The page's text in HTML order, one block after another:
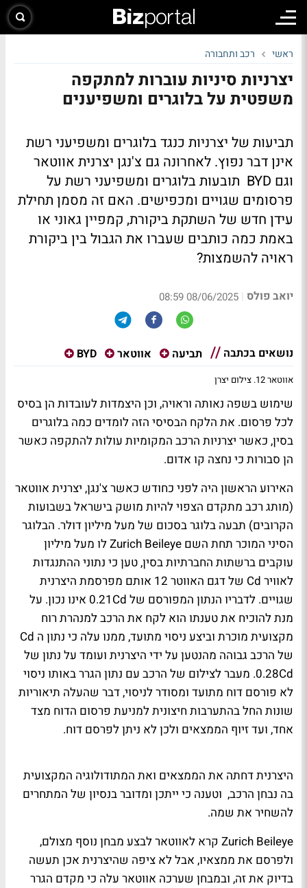
ראשי רכב ותחבורה
יצרניות סיניות עוברות למתקפה
משפטית על בלוגרים ומשפיענים
תביעות של יצרניות כנגד בלוגרים ומשפיעני רשת
אינן דבר נפוץ. לאחרונה גם צ'נגן יצרנית אווטאר
וגם BYD תובעות בלוגרים ומשפיעני רשת על
פרסומים שגויים ומכפישים. האם זה מסמן תחילת
עידן חדש של השתקת ביקורת, קמפיין גאוני או
באמת כמה כותבים שעברו את הגבול בין ביקורת
ראויה להשמצות?
יואב פולס |
08/06/2025 08:59
נושאים בכתבה תביעה אווטאר BYD
אווטאר 12. צילום יצרן
שימוש בשפה נאותה וראויה, וכן היצמדות לעובדות הן בסיס
לכל פרסום. את הלקח הבסיסי הזה לומדים כמה בלוגרים
בסין, כאשר יצרניות הרכב המקומיות עולות להתקפה כאשר
הן סבורות כי נחצה קו אדום.
האירוע הראשון היה לפני כחודש כאשר צ'נגן, יצרנית אווטאר
(מותג רכב מתקדם הצפוי להיות מושק בישראל בשבועות
הקרובים) תבעה בלוגר בסכום של מעל מיליון דולר. הבלוגר
הסיני המוכר תחת השם Zurich Beileyeלו מעל מיליון
עוקבים ברשתות החברתיות בסין, טען כי נתוני ההתנגדות
לאוויר Cd
של דגם האווטר 12 אותם מפרסמת היצרנית
שגויים. לדבריו הנתון המפורסם של 0.21Cd אינו נכון. על
מנת להוכיח את טענתו הוא לקח את הרכב למנהרת רוח
מקצועית מוכרת וביצע ניסוי מתועד, ממנו עלה כי נתון ה Cd
של הרכב גבוהה מהנטען על ידי היצרנית ועומד על נתון של
0.28Cd. מעבר לצילום של הרכב עם נתון הגרר באותו ניסוי
לא פורסם דוח מתועד ומסודר לניסוי, דבר שהעלה תיאוריות
שונות החל בהתערבות חיצונית למניעת פרסום הדוח מצד
אחד, ועד זיוף הממצאים ולכן לא ניתן לפרסם דוח.
היצרנית דחתה את הממצאים ואת המתודולוגיה המקצועית
בה נבחן הרכב, וטענה כי ייתכן ומדובר בנסיון של המתחרים
להשחיר את שמה.
Zurich Beileye קרא לאווטאר לבצע מבחן נוסף מצולם,
ולפרסם את ממצאיו, אבל לא ציפה שהיצרנית אכן תעשה
בדיוק את זה, ובמבחן שערכה אווטאר עלה כי מקדם הגרר